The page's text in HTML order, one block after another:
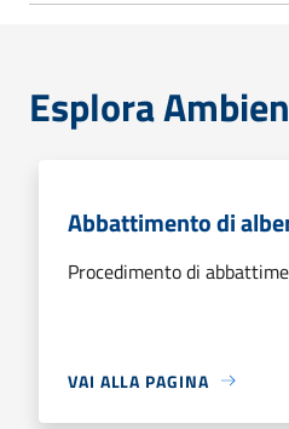
Esplora
Abbattimento di
Procedimento di
VAI ALLA PAGINA